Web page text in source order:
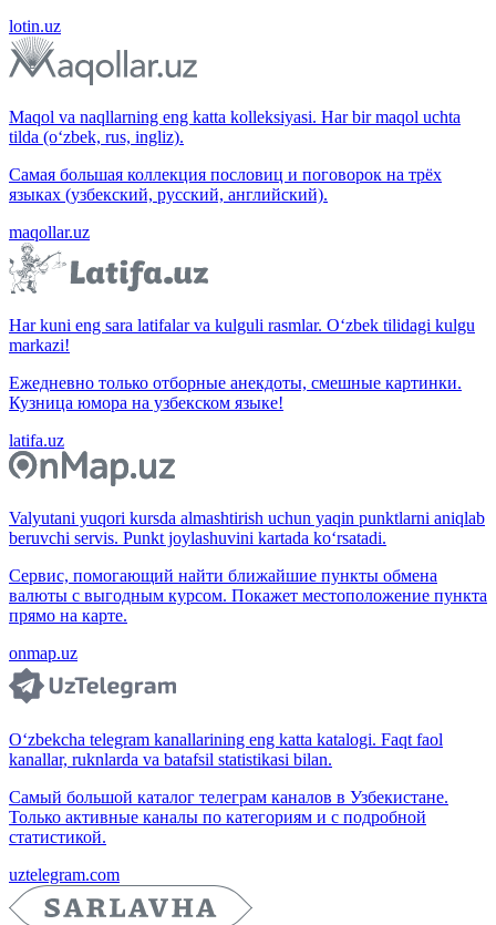
lotin.uz
Maqol va naqllarning eng katta kolleksiyasi. Har bir maqol uchta
tilda (o‘zbek, rus, ingliz).
Самая большая коллекция пословиц и поговорок на трёх
языках (узбекский, русский, английский).
maqollar.uz
Har kuni eng sara latifalar va kulguli rasmlar. O‘zbek tilidagi kulgu
markazi!
Ежедневно только отборные анекдоты, смешные картинки.
Кузница юмора на узбекском языке!
latifa.uz
Valyutani yuqori kursda almashtirish uchun yaqin punktlarni aniqlab
beruvchi servis. Punkt joylashuvini kartada ko‘rsatadi.
Сервис, помогающий найти ближайшие пункты обмена
валюты с выгодным курсом. Покажет местоположение пункта
прямо на карте.
onmap.uz
O‘zbekcha telegram kanallarining eng katta katalogi. Faqt faol
kanallar, ruknlarda va batafsil statistikasi bilan.
Самый большой каталог телеграм каналов в Узбекистане.
Только активные каналы по категориям и с подробной
статистикой.
uztelegram.com